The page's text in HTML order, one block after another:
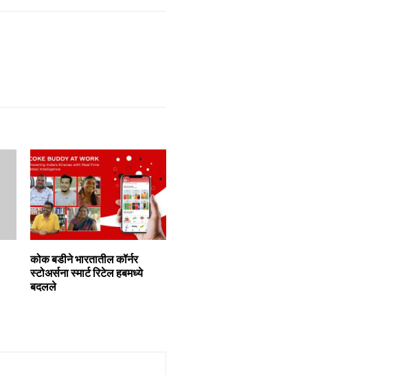
कोक बडीने भारतातील कॉर्नर
स्टोअर्सना स्मार्ट रिटेल हबमध्ये
बदलले